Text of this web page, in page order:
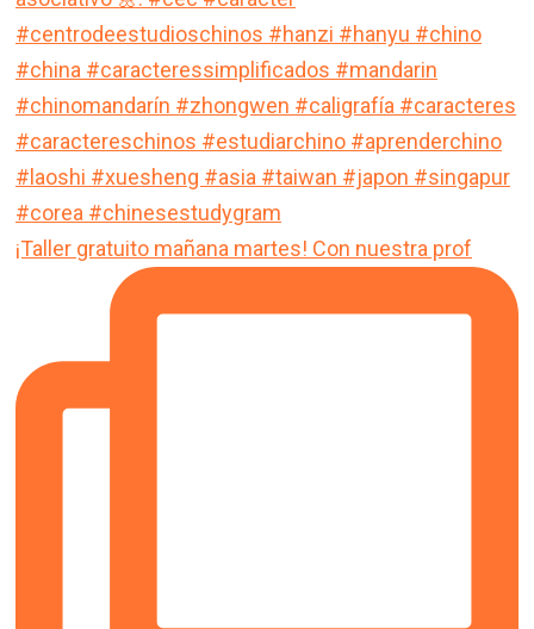
¡Taller gratuito mañana martes! Con nuestra prof